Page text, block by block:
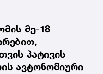
მე-18
პატივის
ავტონომიური